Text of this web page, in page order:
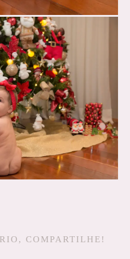
COMPARTILHE!